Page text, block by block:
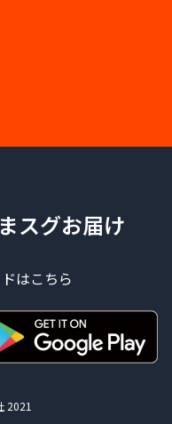
スグお届け
はこちら
2021